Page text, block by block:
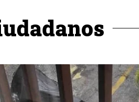
Juicio contra Maduro Terremoto en